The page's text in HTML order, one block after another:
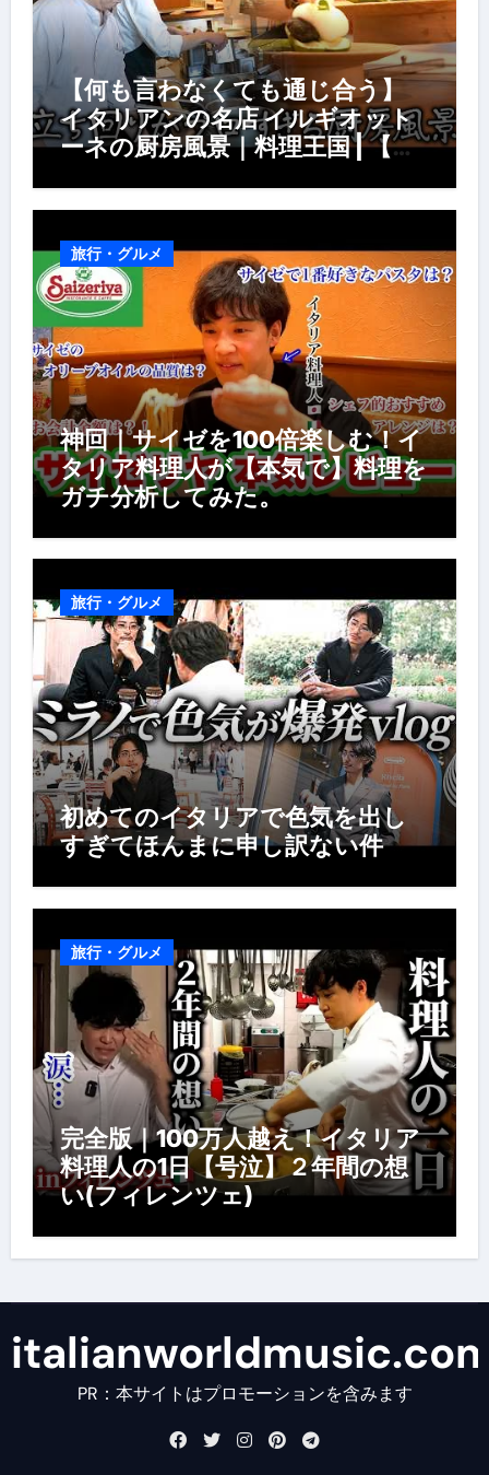
【何も言わなくても通じ合う】
イタリアンの名店 イルギオット
ーネの厨房風景｜料理王国 | 【厨
風景】
旅行・グルメ
神回｜サイゼを100倍楽しむ！イ
タリア料理人が【本気で】料理を
ガチ分析してみた。
旅行・グルメ
初めてのイタリアで色気を出し
すぎてほんまに申し訳ない件
旅行・グルメ
完全版｜100万人越え！イタリア
料理人の1日【号泣】２年間の想
い(フィレンツェ)
PR：本サイトはプロモーションを含みます